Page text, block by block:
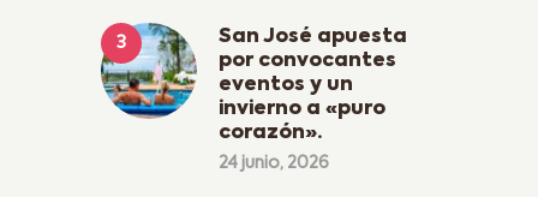
San José apuesta
por convocantes
eventos y un
invierno a «puro
corazón».
24 junio, 2026